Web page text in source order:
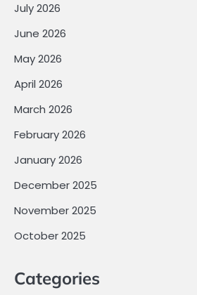
July 2026
June 2026
May 2026
April 2026
March 2026
February 2026
January 2026
December 2025
November 2025
October 2025
Categories